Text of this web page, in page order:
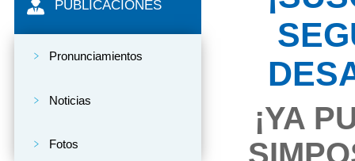
PUBLICACIONES
Pronunciamientos
Noticias
Fotos
¡YA